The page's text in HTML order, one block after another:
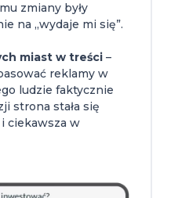
zmiany były
na „wydaje mi się”.
miast w treści –
reklamy w
ludzie faktycznie
strona stała się
ciekawsza w